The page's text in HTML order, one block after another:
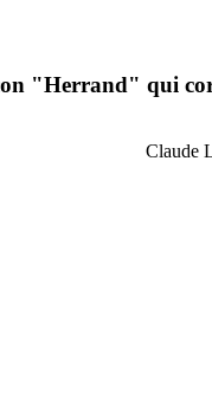
"Herrand" qui
Claude